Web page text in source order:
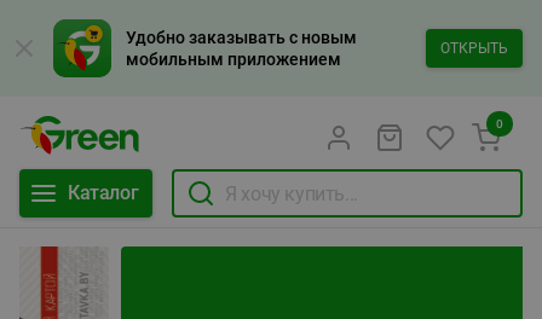
Удобно заказывать с новым
мобильным приложением
ОТКРЫТЬ
Каталог
0